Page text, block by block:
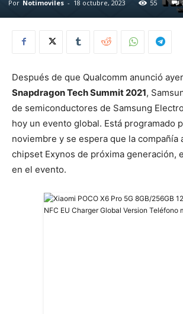
Por Notimoviles - 18 octubre, 2023 55
Después de que Qualcomm anunció
Snapdragon Tech Summit 2021,
de semiconductores de Samsung
hoy un evento global. Está programado
noviembre y se espera que la compañía
chipset Exynos de próxima generación,
en el evento.